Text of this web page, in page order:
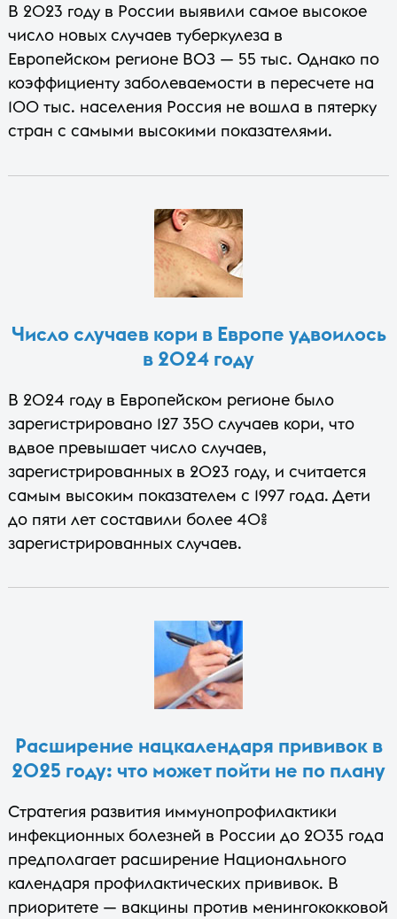
В 2023 году в России выявили самое высокое
число новых случаев туберкулеза в
Европейском регионе ВОЗ — 55 тыс. Однако по
коэффициенту заболеваемости в пересчете на
100 тыс. населения Россия не вошла в пятерку
стран с самыми высокими показателями.
Число случаев кори в Европе удвоилось
в 2024 году
В 2024 году в Европейском регионе было
зарегистрировано 127 350 случаев кори, что
вдвое превышает число случаев,
зарегистрированных в 2023 году, и считается
самым высоким показателем с 1997 года. Дети
до пяти лет составили более 40%
зарегистрированных случаев.
Расширение нацкалендаря прививок в
2025 году: что может пойти не по плану
Стратегия развития иммунопрофилактики
инфекционных болезней в России до 2035 года
предполагает расширение Национального
календаря профилактических прививок. В
приоритете — вакцины против менингококковой